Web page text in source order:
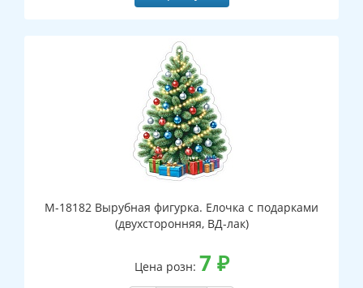
М-18182 Вырубная фигурка. Елочка с подарками
(двухсторонняя, ВД-лак)
Цена розн: 7 ₽